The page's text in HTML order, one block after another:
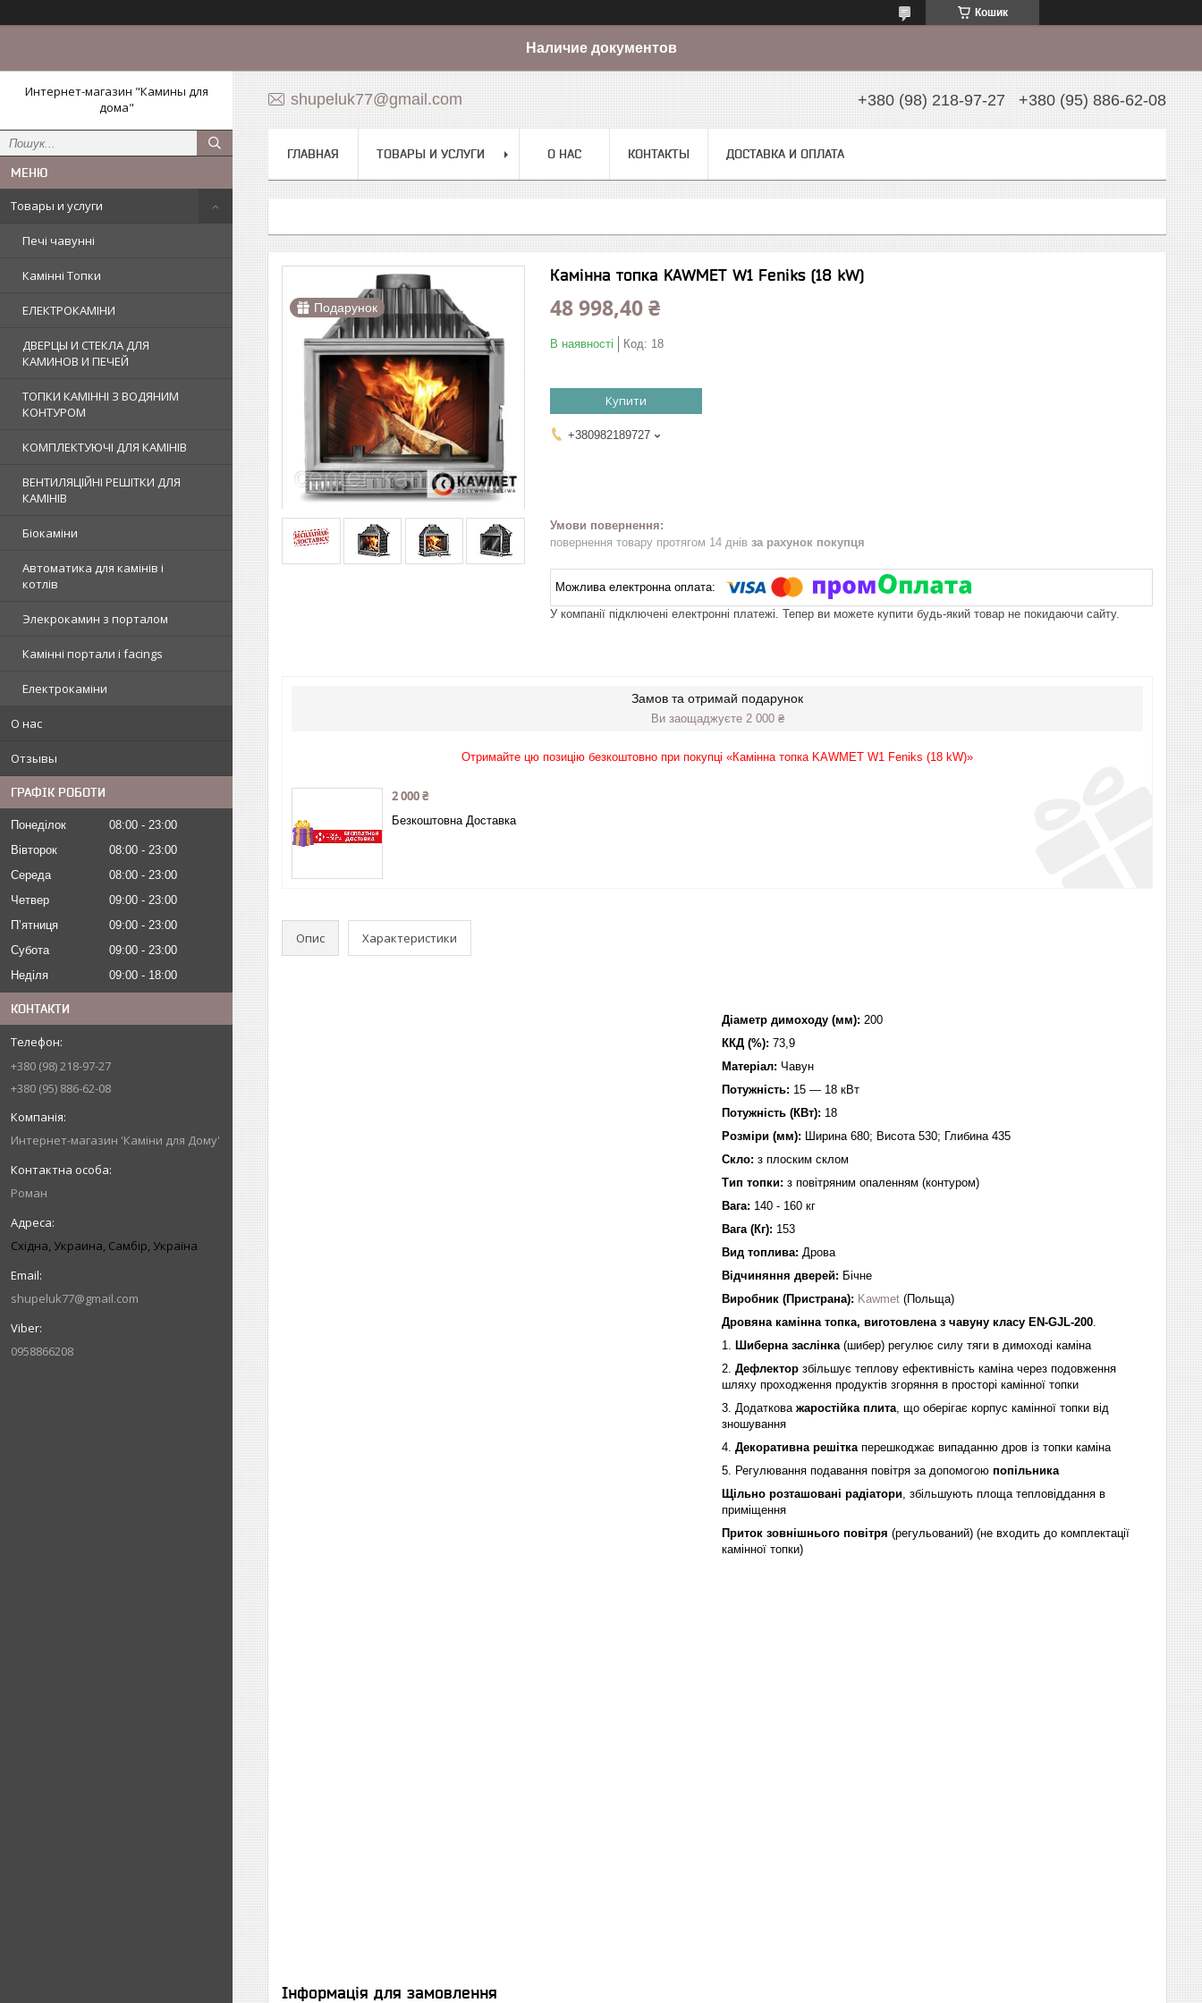
Кошик
Наличие документов
Интернет-магазин "Камины для
дома"
Товары и услуги
Печі чавунні
Камінні Топки
ЕЛЕКТРОКАМІНИ
ДВЕРЦЫ И СТЕКЛА ДЛЯ
КАМИНОВ И ПЕЧЕЙ
ТОПКИ КАМІННІ З ВОДЯНИМ
КОНТУРОМ
КОМПЛЕКТУЮЧІ ДЛЯ КАМІНІВ
ВЕНТИЛЯЦІЙНІ РЕШІТКИ ДЛЯ
КАМІНІВ
Біокаміни
Автоматика для камінів і
котлів
Элекрокамин з порталом
Камінні портали і facings
Електрокаміни
О нас
Отзывы
ГРАФІК РОБОТИ
Понеділок 08:00
23:00
Вівторок
08:00
23:00
Середа
08:00
23:00
Четвер
09:00
23:00
Пʼятниця
09:00
23:00
Субота
09:00
23:00
Неділя
09:00 18:00
КОНТАКТИ
+380 (98) 218-97-27
+380 (95) 886-62-08
Интернет-магазин 'Каміни для Дому'
Роман
Східна, Украина, Самбір, Україна
shupeluk77@gmail.com
0958866208
shupeluk77@gmail.com +380 (98) 218-97-27 +380 (95) 886-62-08
ГЛАВНАЯ ТОВАРЫ И УСЛУГИ О НАС КОНТАКТЫ ДОСТАВКА И ОПЛАТА
Подарунок
Камінна топка KAWMET W1 Feniks (18 kW)
48 998,40 ₴
В наявності Код: 18
Купити
+380982189727
повернення товару протягом 14 днів за рахунок покупця
У компанії підключені електронні платежі. Тепер ви можете купити будь-який товар не покидаючи сайту.
Замов та отримай подарунок
Ви заощаджуєте 2 000 ₴
Отримайте цю позицію безкоштовно при покупці «Камінна топка KAWMET W1 Feniks (18 kW)»
2 000 ₴
Безкоштовна Доставка
Опис Характеристики
Діаметр димоходу (мм): 200
ККД (%): 73,9
Матеріал: Чавун
Потужність: 15 — 18 кВт
Потужність (КВт): 18
Розміри (мм): Ширина 680; Висота 530; Глибина 435
Скло: з плоским склом
Тип топки: з повітряним опаленням (контуром)
Вага: 140 - 160 кг
Вага (Кг): 153
Вид топлива: Дрова
Відчиняння дверей: Бічне
Виробник (Пристрана): Kawmet (Польща)
Дровяна камінна топка, виготовлена з чавуну класу EN-GJL-200.
1. Шиберна заслінка(шибер) регулює силу тяги в димоході каміна
2. Дефлектор збільшує теплову ефективність каміна через подовження
шляху проходження продуктів згоряння в просторі камінної топки
3. Додатковажаростійка плита, що оберігає корпус камінної топки від
зношування
4. Декоративна решітка перешкоджає випаданню дров із топки каміна
5. Регулювання подавання повітря за допомогою попільника
Щільно розташовані радіатори, збільшують площа тепловіддання в
приміщення
Приток зовнішнього повітря (регульований) (не входить до комплектації
камінної топки)
Інформація для замовлення